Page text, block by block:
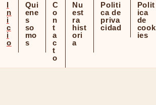
I
n
i
c
i
o
Qui
ene
s
so
mo
s
C
o
n
t
a
c
t
o
Nu
est
ra
hist
ori
a
Politi
ca de
priva
cidad
Polit
ica
de
cook
ies